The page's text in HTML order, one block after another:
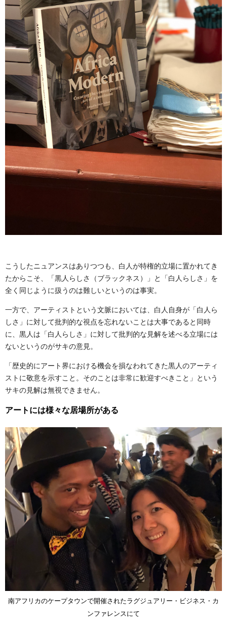
こうしたニュアンスはありつつも、白人が特権的立場に置かれてき
たからこそ、「黒人らしさ（ブラックネス）」と「白人らしさ」を
全く同じように扱うのは難しいというのは事実。
一方で、アーティストという文脈においては、白人自身が「白人ら
しさ」に対して批判的な視点を忘れないことは大事であると同時
に、黒人は「白人らしさ」に対して批判的な見解を述べる立場には
ないというのがサキの意見。
「歴史的にアート界における機会を損なわれてきた黒人のアーティ
ストに敬意を示すこと。そのことは非常に歓迎すべきこと」という
サキの見解は無視できません。
アートには様々な居場所がある
南アフリカのケープタウンで開催されたラグジュアリー・ビジネス・カ
ンファレンスにて